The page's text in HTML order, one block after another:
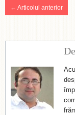
← Articolul anterior